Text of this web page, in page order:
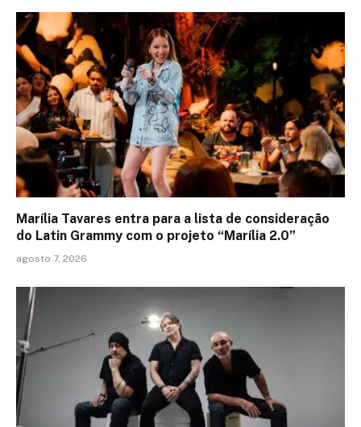
Marília Tavares entra para a lista de consideração
do Latin Grammy com o projeto “Marília 2.0”
agosto 7, 2026